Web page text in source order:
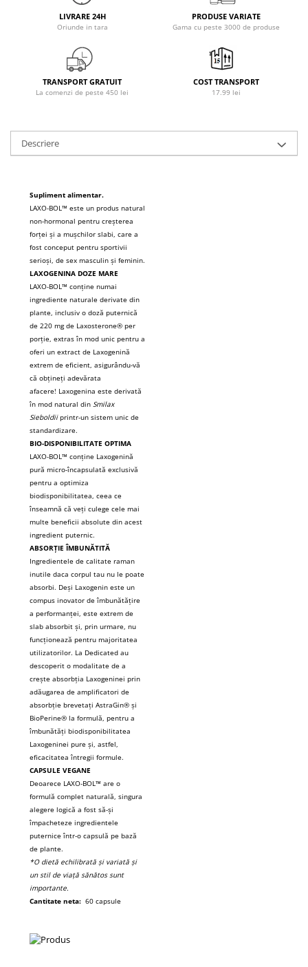
PerfectShaker
Power System
Pro Supps
Raw Nutrition
REDCON1
Rich Piana 5% Nutrition
Scitec
Scivation
Skill Nutrition
Smart Shake
Swanson
Under Armour
Universal
Vitargo
Weider
Zenana
LIVRARE 24H
Oriunde in tara
PRODUSE VARIATE
Gama cu peste 3000 de produse
TRANSPORT GRATUIT
La comenzi de peste 450 lei
COST TRANSPORT
17.99 lei
Descriere
Supliment alimentar.
LAXO-BOL™ este un produs natural
non-hormonal pentru creșterea
forței și a mușchilor slabi, care a
fost conceput pentru sportivii
serioși, de sex masculin și feminin.
LAXOGENINA DOZE MARE
LAXO-BOL™ conține numai
ingrediente naturale derivate din
plante, inclusiv o doză puternică
de 220 mg de Laxosterone® per
porție, extras în mod unic pentru a
oferi un extract de Laxogenină
extrem de eficient, asigurându-vă
că obțineți adevărata
afacere! Laxogenina este derivată
în mod natural din Smilax
Sieboldiiprintr-un sistem unic de
standardizare.
BIO-DISPONIBILITATE OPTIMA
LAXO-BOL™ conține Laxogenină
pură micro-încapsulată exclusivă
pentru a optimiza
biodisponibilitatea, ceea ce
înseamnă că veți culege cele mai
multe beneficii absolute din acest
ingredient puternic.
ABSORȚIE ÎMBUNĂTITĂ
Ingredientele de calitate raman
inutile daca corpul tau nu le poate
absorbi. Deși Laxogenin este un
compus inovator de îmbunătățire
a performanței, este extrem de
slab absorbit și, prin urmare, nu
funcționează pentru majoritatea
utilizatorilor. La Dedicated au
descoperit o modalitate de a
crește absorbția Laxogeninei prin
adăugarea de amplificatori de
absorbție brevetați AstraGin® și
BioPerine® la formulă, pentru a
îmbunătăți biodisponibilitatea
Laxogeninei pure și, astfel,
eficacitatea întregii formule.
CAPSULE VEGANE
Deoarece LAXO-BOL™ are o
formulă complet naturală, singura
alegere logică a fost să-și
împacheteze ingredientele
puternice într-o capsulă pe bază
de plante.
*O dietă echilibrată și variată și
un stil de viață sănătos sunt
importante.
Cantitate neta: 60 capsule